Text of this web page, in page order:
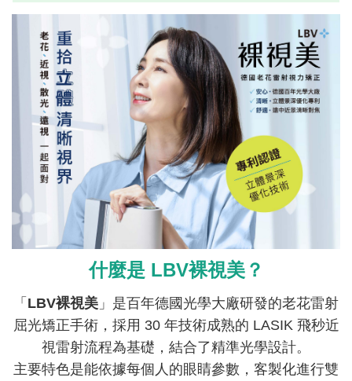
什麼是 LBV裸視美？
「 LBV裸視美 」是百年德國光學大廠研發的老花雷射
屈光矯正手術，採用 30 年技術成熟的 LASIK 飛秒近
視雷射流程為基礎，結合了精準光學設計。
主要特色是能依據每個人的眼睛參數，客製化進行雙